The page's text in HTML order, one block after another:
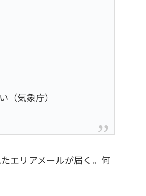
（気象庁）
エリアメールが届く。何